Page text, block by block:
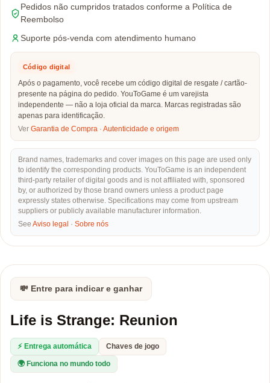
Pedidos não cumpridos tratados conforme a Política de
Reembolso
Suporte pós-venda com atendimento humano
Código digital
Após o pagamento, você recebe um código digital de resgate / cartão-
presente na página do pedido. YouToGame é um varejista
independente — não a loja oficial da marca. Marcas registradas são
apenas para identificação.
Ver Garantia de Compra · Autenticidade e origem
Brand names, trademarks and cover images on this page are used only
to identify the corresponding products. YouToGame is an independent
third-party retailer of digital goods and is not affiliated with, sponsored
by, or authorized by those brand owners unless a product page
expressly states otherwise. Specifications may come from upstream
suppliers or publicly available manufacturer information.
See Aviso legal · Sobre nós
💸 Entre para indicar e ganhar
Life is Strange: Reunion
⚡ Entrega automática Chaves de jogo
🌍 Funciona no mundo todo